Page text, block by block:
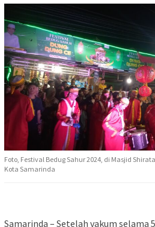
Foto, Festival Bedug Sahur 2024, di Masjid
Kota Samarinda
Samarinda – Setelah vakum selama